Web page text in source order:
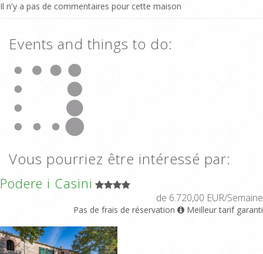
Il n'y a pas de commentaires pour cette maison
Events and things to do:
Vous pourriez être intéressé par:
Podere i Casini
de 6.720,00 EUR/Semaine
Pas de frais de réservation Meilleur tarif garanti